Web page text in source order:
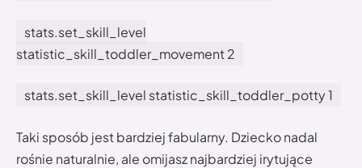
stats.set_skill_level
statistic_skill_toddler_movement 2
stats.set_skill_level statistic_skill_toddler_potty 1
Taki sposób jest bardziej fabularny. Dziecko nadal
rośnie naturalnie, ale omijasz najbardziej irytujące